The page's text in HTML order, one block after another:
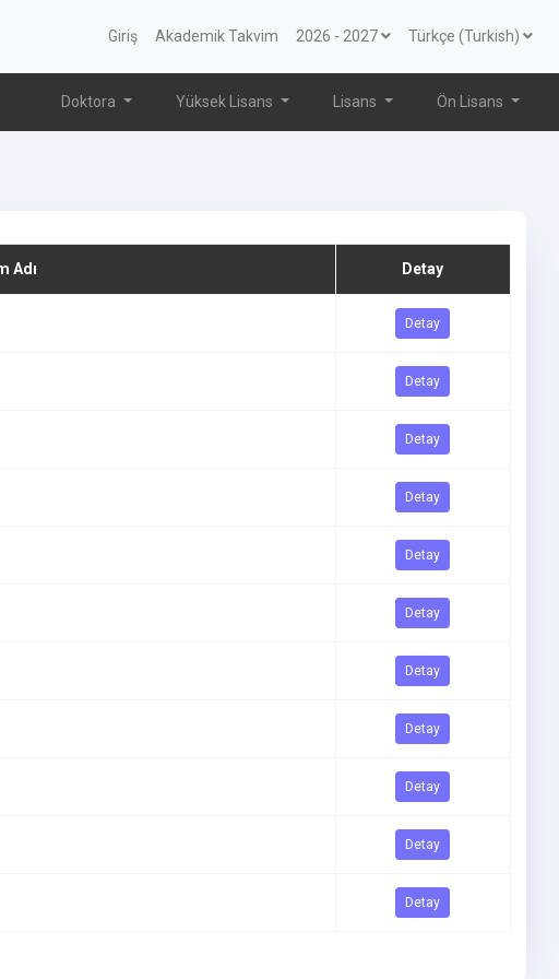
Giriş Akademik Takvim 2026 - 2027 Türkçe (Turkish)
Doktora Yüksek Lisans Lisans Ön Lisans
Adı Detay
Detay
Detay
Detay
Detay
Detay
Detay
Detay
Detay
Detay
Detay
Detay